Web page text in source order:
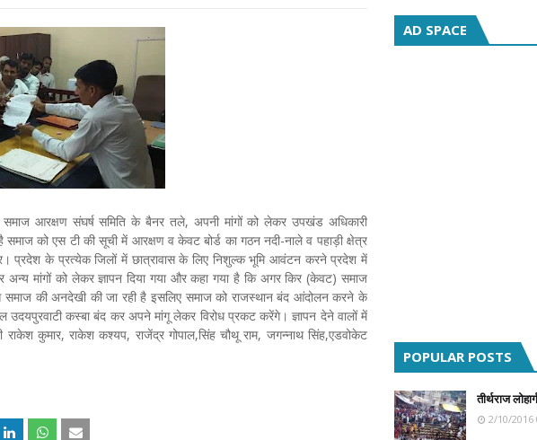
आरक्षण संघर्ष समिति के बैनर तले, अपनी मांगों को लेकर उपखंड अधिकारी
समाज को एस टी की सूची में आरक्षण व केवट बोर्ड का गठन नदी-नाले व पहाड़ी क्षेत्र
प्रदेश के प्रत्येक जिलों में छात्रावास के लिए निशुल्क भूमि आवंटन करने प्रदेश में
अन्य मांगों को लेकर ज्ञापन दिया गया और कहा गया है कि अगर किर (केवट) समाज
से समाज की अनदेखी की जा रही है इसलिए समाज को राजस्थान बंद आंदोलन करने के
कस्बा बंद कर अपने मांगू लेकर विरोध प्रकट करेंगे। ज्ञापन देने वालों में
कुमार, राकेश कश्यप, राजेंद्र गोपाल,सिंह चौथू राम, जगन्नाथ सिंह,एडवोकेट
AD SPACE
POPULAR POSTS
तीर्थराज
2/10/2016